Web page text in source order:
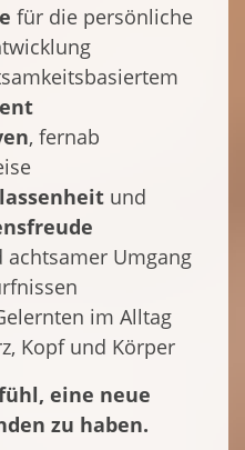
für die persönliche
, fernab
und
achtsamer Umgang
im Alltag
Kopf und Körper
eine neue
zu haben.